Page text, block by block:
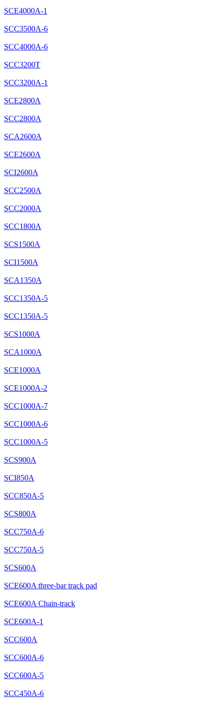
SCE4000A-1
SCC3500A-6
SCC4000A-6
SCC3200T
SCC3200A-1
SCE2800A
SCC2800A
SCA2600A
SCE2600A
SCI2600A
SCC2500A
SCC2000A
SCC1800A
SCS1500A
SCI1500A
SCA1350A
SCC1350A-5
SCC1350A-5
SCS1000A
SCA1000A
SCE1000A
SCE1000A-2
SCC1000A-7
SCC1000A-6
SCC1000A-5
SCS900A
SCI850A
SCC850A-5
SCS800A
SCC750A-6
SCC750A-5
SCS600A
SCE600A three-bar track pad
SCE600A Chain-track
SCE600A-1
SCC600A
SCC600A-6
SCC600A-5
SCC450A-6